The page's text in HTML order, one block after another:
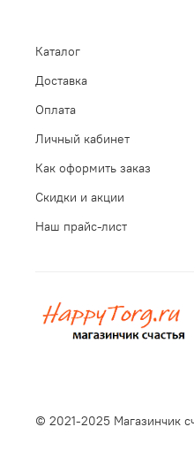
Каталог
Доставка
Оплата
Личный кабинет
Как оформить заказ
Скидки и акции
Наш прайс-лист
© 2021-2025 Магазинчик